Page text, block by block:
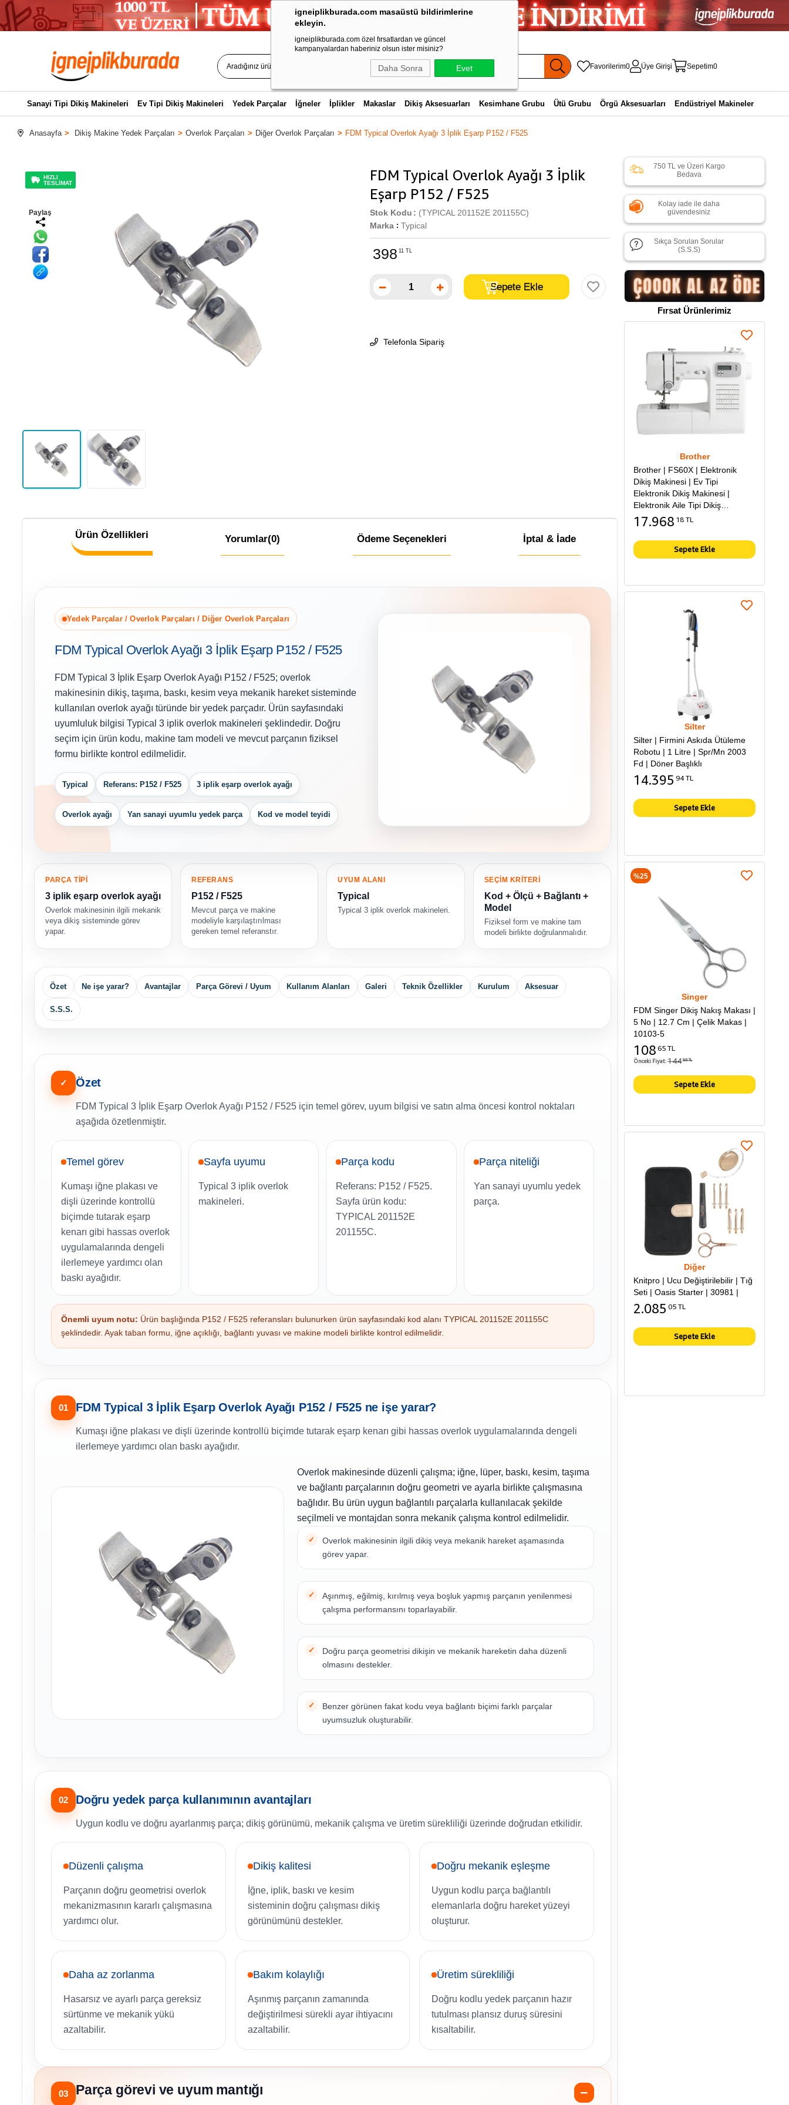
igneiplikburada.com masaüstü bildirimlerine
ekleyin.
igneiplikburada.com özel fırsatlardan ve güncel
kampanyalardan haberiniz olsun ister misiniz?
Daha Sonra Evet Favorilerim0 Üye Girişi Sepetim0
Sanayi Tipi Dikiş Makineleri Ev Tipi Dikiş Makineleri Yedek Parçalar İğneler İplikler Makaslar Dikiş Aksesuarları Kesimhane Grubu Ütü Grubu Örgü Aksesuarları Endüstriyel Makineler
Anasayfa Dikiş Makine Yedek Parçaları Overlok Parçaları Diğer Overlok Parçaları FDM Typical Overlok Ayağı 3 İplik Eşarp P152 / F525
HIZLI
TESLİMAT
Paylaş
FDM Typical Overlok Ayağı 3 İplik
Eşarp P152 / F525
(TYPICAL 201152E 201155C)
Stok Kodu
Marka : Typical
398 11 TL
Telefonla Sipariş
Ürün Özellikleri Yorumlar(0) Ödeme Seçenekleri İptal & İade
Yedek Parçalar / Overlok Parçaları / Diğer Overlok Parçaları
FDM Typical Overlok Ayağı 3 İplik Eşarp P152 / F525
FDM Typical 3 İplik Eşarp Overlok Ayağı P152 / F525; overlok
makinesinin dikiş, taşıma, baskı, kesim veya mekanik hareket sisteminde
kullanılan overlok ayağı türünde bir yedek parçadır. Ürün sayfasındaki
uyumluluk bilgisi Typical 3 iplik overlok makineleri şeklindedir. Doğru
seçim için ürün kodu, makine tam modeli ve mevcut parçanın fiziksel
formu birlikte kontrol edilmelidir.
Typical Referans: P152 / F525 3 iplik eşarp overlok ayağı
Overlok ayağı Yan sanayi uyumlu yedek parça Kod ve model teyidi
PARÇA TİPİ
3 iplik eşarp overlok ayağı
Overlok makinesinin ilgili mekanik
veya dikiş sisteminde görev
yapar.
REFERANS
P152 / F525
Mevcut parça ve makine
modeliyle karşılaştırılması
gereken temel referanstır.
UYUM ALANI
Typical
Typical 3 iplik overlok makineleri.
SEÇİM KRİTERİ
Kod + Ölçü + Bağlantı +
Model
Fiziksel form ve makine tam
modeli birlikte doğrulanmalıdır.
Özet Ne işe yarar? Avantajlar Parça Görevi / Uyum Kullanım Alanları Galeri Teknik Özellikler Kurulum Aksesuar
S.S.S.
✓ Özet
FDM Typical 3 İplik Eşarp Overlok Ayağı P152 / F525 için temel görev, uyum bilgisi ve satın alma öncesi kontrol noktaları
aşağıda özetlenmiştir.
Temel görev
Kumaşı iğne plakası ve
dişli üzerinde kontrollü
biçimde tutarak eşarp
kenarı gibi hassas overlok
uygulamalarında dengeli
ilerlemeye yardımcı olan
baskı ayağıdır.
Sayfa uyumu
Typical 3 iplik overlok
makineleri.
Parça kodu
Referans: P152 / F525.
Sayfa ürün kodu:
TYPICAL 201152E
201155C.
Parça niteliği
Yan sanayi uyumlu yedek
parça.
Önemli uyum notu: Ürün başlığında P152 / F525 referansları bulunurken ürün sayfasındaki kod alanı TYPICAL 201152E 201155C
şeklindedir. Ayak taban formu, iğne açıklığı, bağlantı yuvası ve makine modeli birlikte kontrol edilmelidir.
01 FDM Typical 3 İplik Eşarp Overlok Ayağı P152 / F525 ne işe yarar?
Kumaşı iğne plakası ve dişli üzerinde kontrollü biçimde tutarak eşarp kenarı gibi hassas overlok uygulamalarında dengeli
ilerlemeye yardımcı olan baskı ayağıdır.
Overlok makinesinde düzenli çalışma; iğne, lüper, baskı, kesim, taşıma
ve bağlantı parçalarının doğru geometri ve ayarla birlikte çalışmasına
bağlıdır. Bu ürün uygun bağlantılı parçalarla kullanılacak şekilde
seçilmeli ve montajdan sonra mekanik çalışma kontrol edilmelidir.
Overlok makinesinin ilgili dikiş veya mekanik hareket aşamasında
görev yapar.
Aşınmış, eğilmiş, kırılmış veya boşluk yapmış parçanın yenilenmesi
çalışma performansını toparlayabilir.
Doğru parça geometrisi dikişin ve mekanik hareketin daha düzenli
olmasını destekler.
Benzer görünen fakat kodu veya bağlantı biçimi farklı parçalar
uyumsuzluk oluşturabilir.
02 Doğru yedek parça kullanımının avantajları
Uygun kodlu ve doğru ayarlanmış parça; dikiş görünümü, mekanik çalışma ve üretim sürekliliği üzerinde doğrudan etkilidir.
Düzenli çalışma
Parçanın doğru geometrisi overlok
mekanizmasının kararlı çalışmasına
yardımcı olur.
Dikiş kalitesi
İğne, iplik, baskı ve kesim
sisteminin doğru çalışması dikiş
görünümünü destekler.
Doğru mekanik eşleşme
Uygun kodlu parça bağlantılı
elemanlarla doğru hareket yüzeyi
oluşturur.
Daha az zorlanma
Hasarsız ve ayarlı parça gereksiz
sürtünme ve mekanik yükü
azaltabilir.
Bakım kolaylığı
Aşınmış parçanın zamanında
değiştirilmesi sürekli ayar ihtiyacını
azaltabilir.
Üretim sürekliliği
Doğru kodlu yedek parçanın hazır
tutulması plansız duruş süresini
kısaltabilir.
03 Parça görevi ve uyum mantığı
750 TL ve Üzeri Kargo
Bedava
Kolay iade ile daha
güvendesiniz
Sıkça Sorulan Sorular
(S.S.S)
Fırsat Ürünlerimiz
Brother
Brother | FS60X | Elektronik
Dikiş Makinesi | Ev Tipi
Elektronik Dikiş Makinesi |
Elektronik Aile Tipi Dikiş
Makinesi
17.968 18 TL
Sepete Ekle
Silter
Silter | Firmini Askıda Ütüleme
Robotu | 1 Litre | Spr/Mn 2003
Fd | Döner Başlıklı
14.395 94 TL
Sepete Ekle
Singer
FDM Singer Dikiş Nakış Makası |
5 No | 12.7 Cm | Çelik Makas |
10103-5
108 65 TL
Önceki Fiyat:144 86 TL
Sepete Ekle
%25
Diğer
Knitpro | Ucu Değiştirilebilir | Tığ
Seti | Oasis Starter | 30981 |
2.085 05 TL
Sepete Ekle